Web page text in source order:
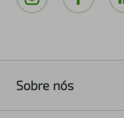
Sobre nós